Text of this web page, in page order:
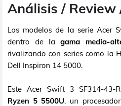
Análisis / Review
Los modelos de la serie Acer
dentro de lagama media-
rivalizando con series como la
Dell Inspiron 14 5000.
Este Acer Swift 3 SF314-43-
Ryzen 5 5500U, un